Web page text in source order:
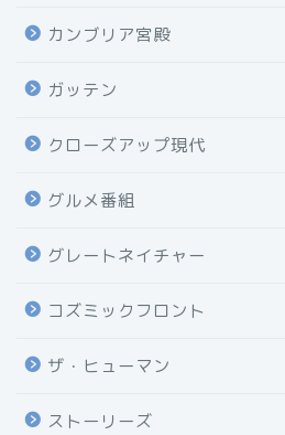
カンブリア宮殿
ガッテン
クローズアップ現代
グルメ番組
グレートネイチャー
コズミックフロント
ザ・ヒューマン
ストーリーズ